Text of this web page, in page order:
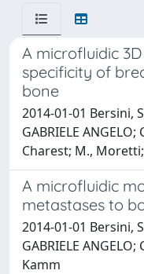
A microfluidic
specificity of
bone
2014-01-01 Bersini,
GABRIELE
Charest; M.,
A microfluidic
metastases to
2014-01-01 Bersini,
GABRIELE
Kamm